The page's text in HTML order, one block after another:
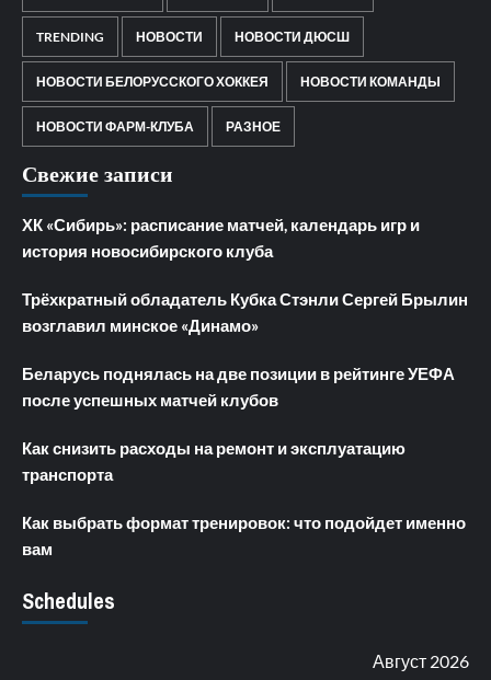
TRENDING НОВОСТИ НОВОСТИ ДЮСШ
НОВОСТИ БЕЛОРУССКОГО ХОККЕЯ НОВОСТИ КОМАНДЫ
НОВОСТИ ФАРМ-КЛУБА РАЗНОЕ
Свежие записи
ХК «Сибирь»: расписание матчей, календарь игр и
история новосибирского клуба
Трёхкратный обладатель Кубка Стэнли Сергей Брылин
возглавил минское «Динамо»
Беларусь поднялась на две позиции в рейтинге УЕФА
после успешных матчей клубов
Как снизить расходы на ремонт и эксплуатацию
транспорта
Как выбрать формат тренировок: что подойдет именно
вам
Schedules
Август 2026